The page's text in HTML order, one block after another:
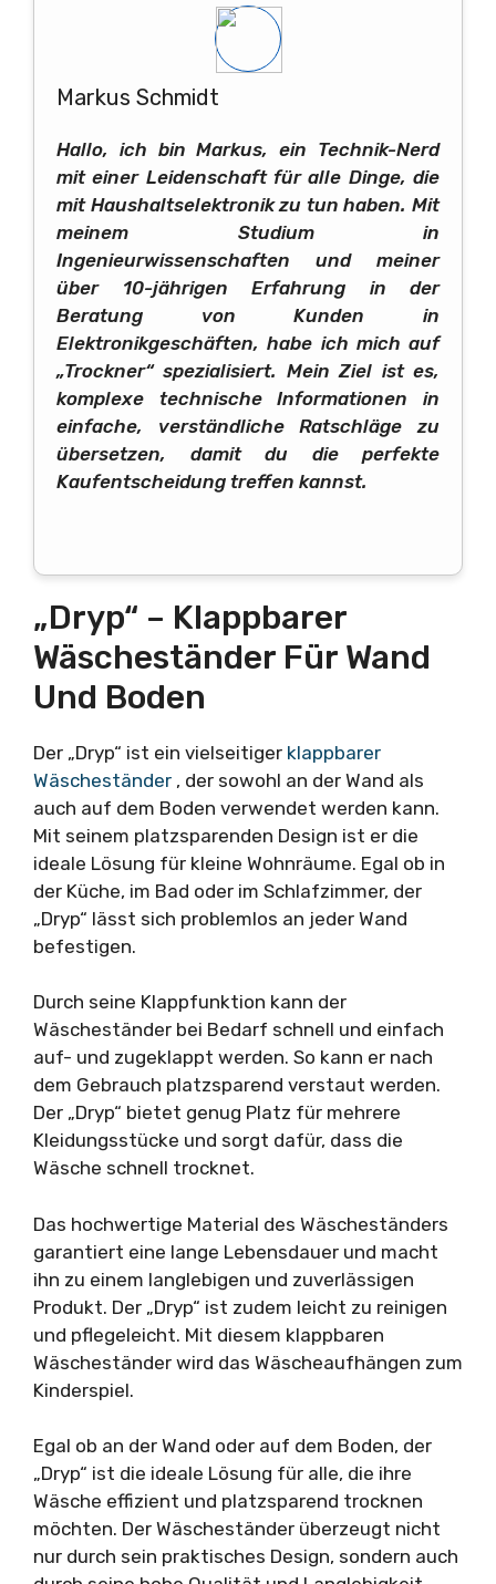
Markus Schmidt
Hallo, ich bin Markus, ein Technik-Nerd
mit einer Leidenschaft für alle Dinge, die
mit Haushaltselektronik zu tun haben. Mit
meinem Studium in
Ingenieurwissenschaften und meiner
über 10-jährigen Erfahrung in der
Beratung von Kunden in
Elektronikgeschäften, habe ich mich auf
„Trockner“ spezialisiert. Mein Ziel ist es,
komplexe technische Informationen in
einfache, verständliche Ratschläge zu
übersetzen, damit du die perfekte
Kaufentscheidung treffen kannst.
„Dryp“ – Klappbarer
Wäscheständer Für Wand
Und Boden
Der „Dryp“ ist ein vielseitiger klappbarer
Wäscheständer , der sowohl an der Wand als
auch auf dem Boden verwendet werden kann.
Mit seinem platzsparenden Design ist er die
ideale Lösung für kleine Wohnräume. Egal ob in
der Küche, im Bad oder im Schlafzimmer, der
„Dryp“ lässt sich problemlos an jeder Wand
befestigen.
Durch seine Klappfunktion kann der
Wäscheständer bei Bedarf schnell und einfach
auf- und zugeklappt werden. So kann er nach
dem Gebrauch platzsparend verstaut werden.
Der „Dryp“ bietet genug Platz für mehrere
Kleidungsstücke und sorgt dafür, dass die
Wäsche schnell trocknet.
Das hochwertige Material des Wäscheständers
garantiert eine lange Lebensdauer und macht
ihn zu einem langlebigen und zuverlässigen
Produkt. Der „Dryp“ ist zudem leicht zu reinigen
und pflegeleicht. Mit diesem klappbaren
Wäscheständer wird das Wäscheaufhängen zum
Kinderspiel.
Egal ob an der Wand oder auf dem Boden, der
„Dryp“ ist die ideale Lösung für alle, die ihre
Wäsche effizient und platzsparend trocknen
möchten. Der Wäscheständer überzeugt nicht
nur durch sein praktisches Design, sondern auch